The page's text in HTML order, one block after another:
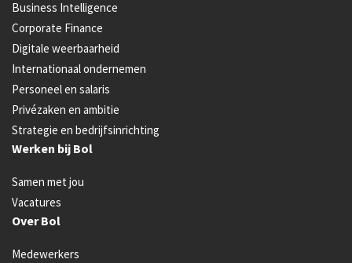
Business Intelligence
Corporate Finance
Digitale weerbaarheid
Internationaal ondernemen
Personeel en salaris
Privézaken en ambitie
Strategie en bedrijfsinrichting
Werken bij Bol
Samen met jou
Vacatures
Over Bol
Medewerkers